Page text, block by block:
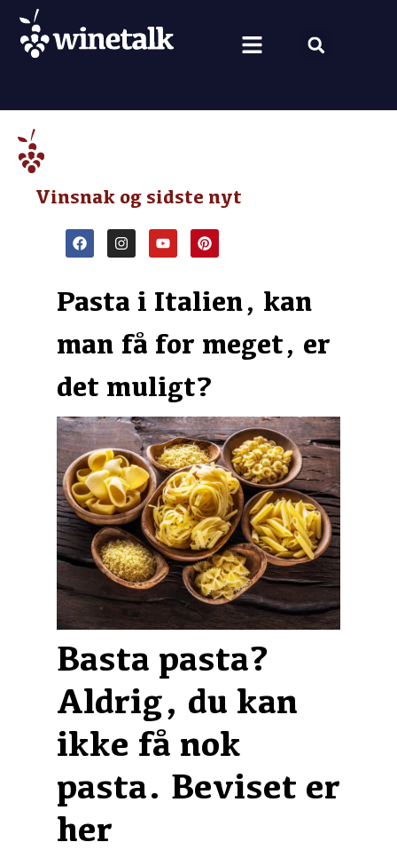
Vinsnak og sidste nyt
Pasta i Italien, kan
man få for meget, er
det muligt?
Basta pasta?
Aldrig, du kan
ikke få nok
pasta. Beviset er
her